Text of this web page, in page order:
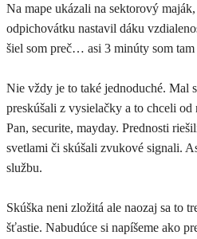
Na mape ukázali na sektorový
odpichovátku nastavil dáku
šiel som preč… asi 3 minúty som tam
Nie vždy je to také jednoduché. Mal
preskúšali z vysielačky a to chceli
Pan, securite, mayday. Prednosti
svetlami či skúšali zvukové signali.
službu.
Skúška neni zložitá ale naozaj sa to
šťastie. Nabudúce si napíšeme ako